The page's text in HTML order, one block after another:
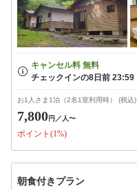
お1人さま1泊（2名1室利用時） (税込)
7,800円 ／人〜
ポイント(1%)
朝食付きプラン